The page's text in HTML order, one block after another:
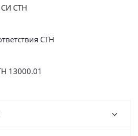
СИ СТН
СТН
13000.01